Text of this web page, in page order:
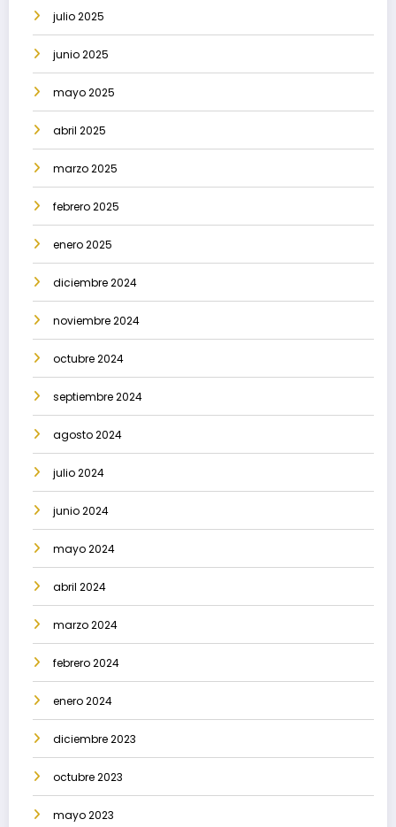
julio 2025
junio 2025
mayo 2025
abril 2025
marzo 2025
febrero 2025
enero 2025
diciembre 2024
noviembre 2024
octubre 2024
septiembre 2024
agosto 2024
julio 2024
junio 2024
mayo 2024
abril 2024
marzo 2024
febrero 2024
enero 2024
diciembre 2023
octubre 2023
mayo 2023